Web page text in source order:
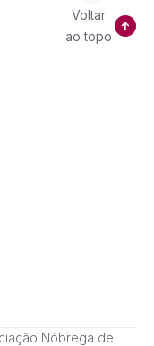
Voltar
ao topo
Nóbrega de